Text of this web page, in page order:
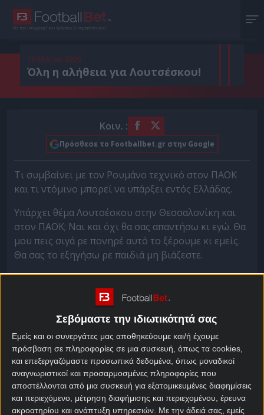
Σεβόμαστε την ιδιωτικότητά σας
Εμείς και οι συνεργάτες μας αποθηκεύουμε και/ή έχουμε
πρόσβαση σε πληροφορίες σε μια συσκευή, όπως τα cookies,
και επεξεργαζόμαστε προσωπικά δεδομένα, όπως μοναδικοί
αναγνωριστικοί και προσαρμοσμένες πληροφορίες που
αποστέλλονται από μια συσκευή για εξατομικευμένες διαφημίσεις
και περιεχόμενο, μέτρηση διαφήμισης και περιεχομένου, έρευνα
ακροατηρίου και ανάπτυξη υπηρεσιών. Με την άδειά σας, εμείς
Με την υπογραφή του Χρήστου Σωτηρακόπουλου
19 Μαΐου 2026
Όλη η αλήθεια για Λουτσέσκου!
Κοιν. :
Πρόσθεσε το Footballbet.gr στην Google
Τι συμβαίνει με τον Ρουμάνο τεχνικό στον ΠΑΟΚ
και τι ντόμινο μπορεί να υπάρξει εντός Ελλάδας.
Υπάρχει θέμα Λουτσέσκου στην Θεσσαλονίκη και
στον ΠΑΟΚ; Ναι και όχι θα σας απαντήσω κι εγώ. Θα
μου πεις σιγά ρε πονηρέ αυτό το ξέρουμε κι εμείς.
Θα σας το εξηγήσω ρε παιδιά μη βιάζεστε.
Ο ΠΑΟΚ έκανε μια πολύ κακή σεζόν. Για να είμαι
δίκαιος έκανε ένα πολύ κακό finish με αποτέλεσμα ο
σύλλογος στα 100 του χρόνια να τερματίσει 3ος στο
πρωτάθλημα και να χάσει το Κύπελλο από τον ΟΦΗ
στον τελικό.
Εκτός από κακή σεζόν ήταν και μια δύσκολη σεζόν
για τον ΠΑΟΚ με τα όσα συνέβησαν εκτός γηπέδου.
Όμως το θέμα είναι πλέον ο Λουτσέσκου. Ο
Ρουμάνος θα μείνει ή θα φύγει και αυτό πότε θα